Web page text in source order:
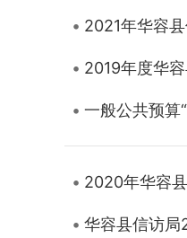
2021年华容
2019年度华
一般公共预算
2020年华容
华容县信访局